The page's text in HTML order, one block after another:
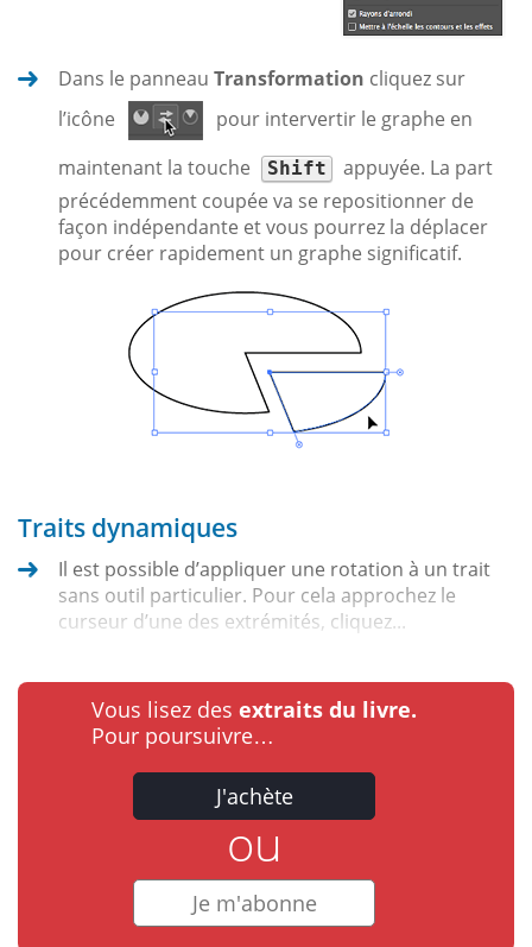
Dans le panneau Transformation cliquez sur
l’icône
pour intervertir le graphe en
maintenant la touche
Shift
appuyée. La part
précédemment coupée va se repositionner de
façon indépendante et vous pourrez la déplacer
pour créer rapidement un graphe significatif.
Traits dynamiques
Il est possible d’appliquer une rotation à un trait
sans outil particulier. Pour cela approchez le
curseur d’une des extrémités, cliquez...
Vous lisez des extraits du livre.
Pour poursuivre…
J'achète
ou
Je m'abonne